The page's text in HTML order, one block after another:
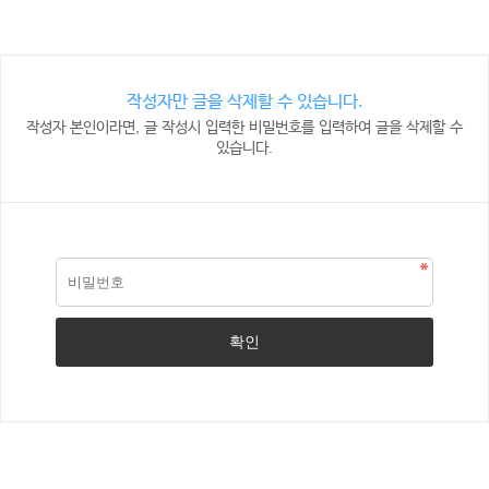
작성자만 글을 삭제할 수 있습니다.
작성자 본인이라면, 글 작성시 입력한 비밀번호를 입력하여 글을 삭제할 수
있습니다.